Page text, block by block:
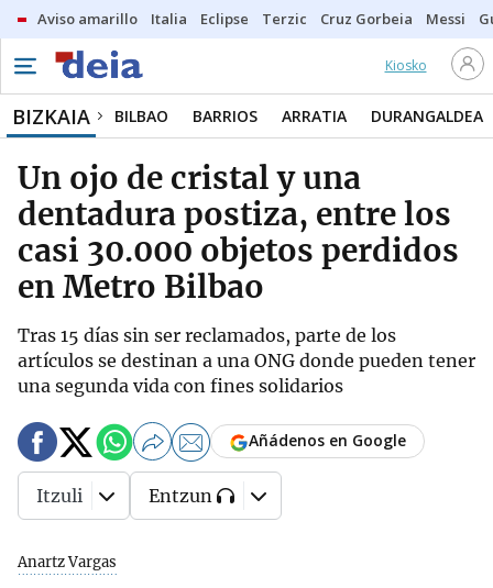
Aviso amarillo Italia Eclipse Terzic Cruz Gorbeia Messi
Kiosko
BIZKAIA BILBAO BARRIOS ARRATIA DURANGALDEA
Un ojo de cristal y una
dentadura postiza, entre los
casi 30.000 objetos perdidos
en Metro Bilbao
Tras 15 días sin ser reclamados, parte de los
artículos se destinan a una ONG donde pueden tener
una segunda vida con fines solidarios
Anartz Vargas
Añádenos en Google
Itzuli Entzun